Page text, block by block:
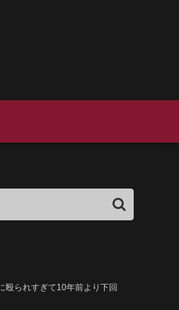
殴られすぎて10年前より下回